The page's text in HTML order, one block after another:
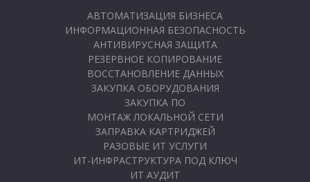
АВТОМАТИЗАЦИЯ БИЗНЕСА
ИНФОРМАЦИОННАЯ БЕЗОПАСНОСТЬ
АНТИВИРУСНАЯ ЗАЩИТА
РЕЗЕРВНОЕ КОПИРОВАНИЕ
ВОССТАНОВЛЕНИЕ ДАННЫХ
ЗАКУПКА ОБОРУДОВАНИЯ
ЗАКУПКА ПО
МОНТАЖ ЛОКАЛЬНОЙ СЕТИ
ЗАПРАВКА КАРТРИДЖЕЙ
РАЗОВЫЕ ИТ УСЛУГИ
ИТ-ИНФРАСТРУКТУРА ПОД КЛЮЧ
ИТ АУДИТ